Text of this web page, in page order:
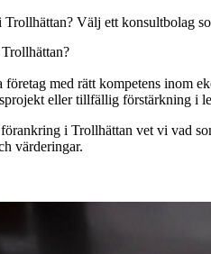
Välj ett konsultbolag
företag med rätt kompetens inom
eller tillfällig förstärkning i
i Trollhättan vet vi vad
värderingar.